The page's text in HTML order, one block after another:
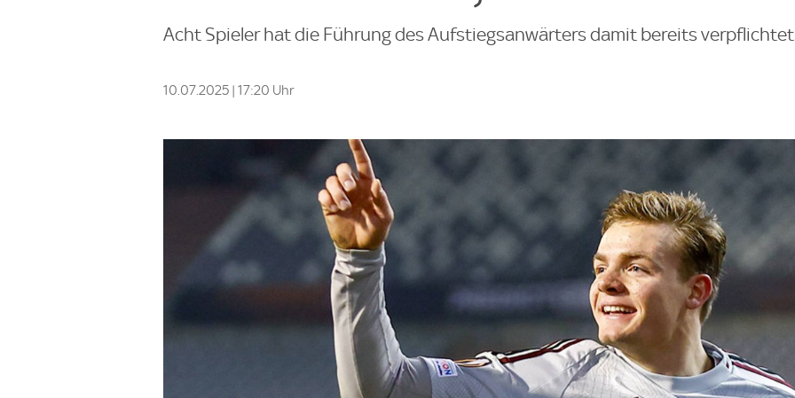
Acht Spieler hat die Führung des Aufstiegsanwärters damit bereits
10.07.2025 | 17:20 Uhr